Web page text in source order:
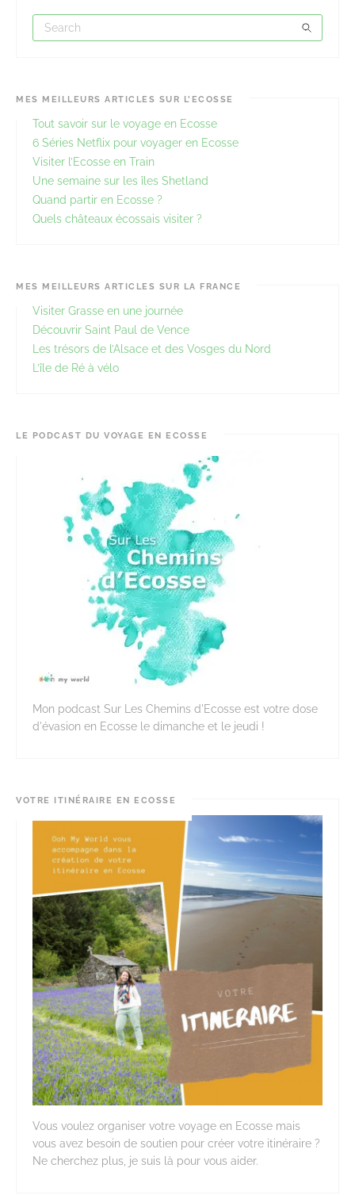
MES MEILLEURS ARTICLES SUR L’ECOSSE
Tout savoir sur le voyage en Ecosse
6 Séries Netflix pour voyager en Ecosse
Visiter l’Ecosse en Train
Une semaine sur les îles Shetland
Quand partir en Ecosse ?
Quels châteaux écossais visiter ?
MES MEILLEURS ARTICLES SUR LA FRANCE
Visiter Grasse en une journée
Découvrir Saint Paul de Vence
Les trésors de l’Alsace et des Vosges du Nord
L’île de Ré à vélo
LE PODCAST DU VOYAGE EN ECOSSE
Mon podcast Sur Les Chemins d'Ecosse est votre dose
d'évasion en Ecosse le dimanche et le jeudi !
VOTRE ITINÉRAIRE EN ECOSSE
Vous voulez organiser votre voyage en Ecosse mais
vous avez besoin de soutien pour créer votre itinéraire ?
Ne cherchez plus, je suis là pour vous aider.